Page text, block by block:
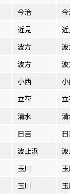
今治
近見
波方
波方
小西
立花
清水
日吉
波止浜
玉川
玉川